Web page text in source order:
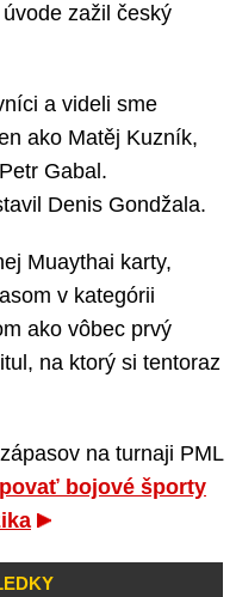
zažil český
a videli sme
ako Matěj Kuzník,
Gabal.
Denis Gondžala.
Muaythai karty,
v kategórii
ako vôbec prvý
na ktorý si tentoraz
na turnaji PML
bojové športy